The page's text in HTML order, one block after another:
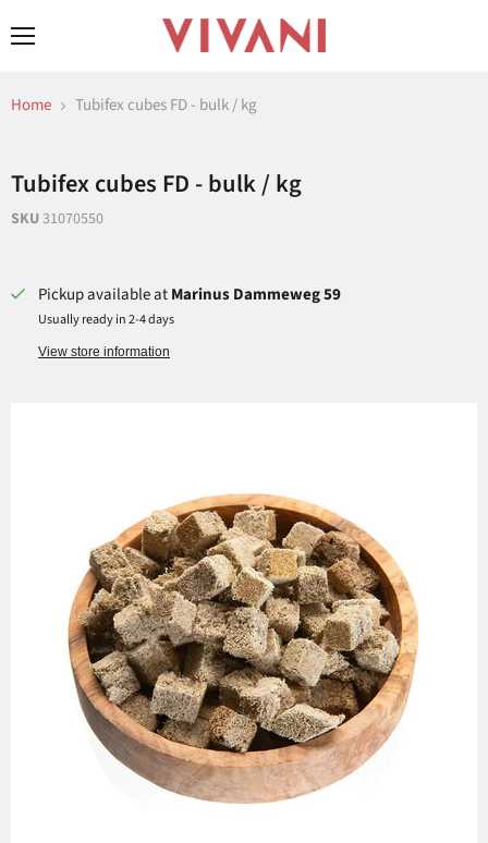
Home Tubifex cubes FD - bulk / kg
Tubifex cubes FD - bulk / kg
SKU31070550
Pickup available atMarinus Dammeweg 59
Usually ready in 2-4 days
View store information